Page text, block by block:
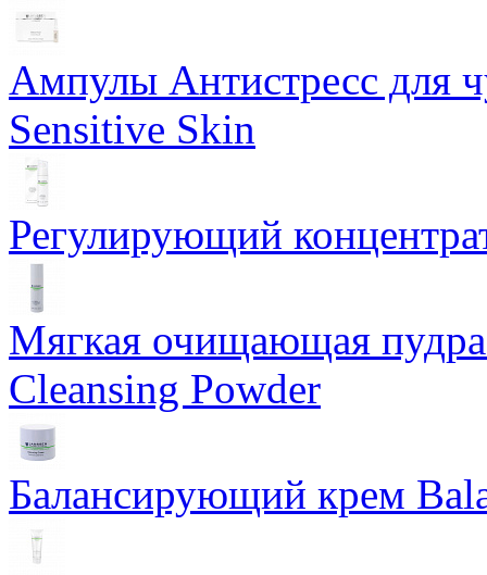
Ампулы Антистресс для
Sensitive Skin
Регулирующий
Мягкая очищающая
Cleansing Powder
Балансирующий крем